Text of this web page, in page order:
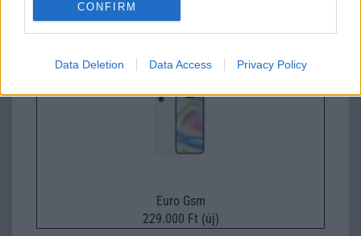
CONFIRM
Data Deletion Data Access Privacy Policy
Euro Gsm
229.000 Ft (új)